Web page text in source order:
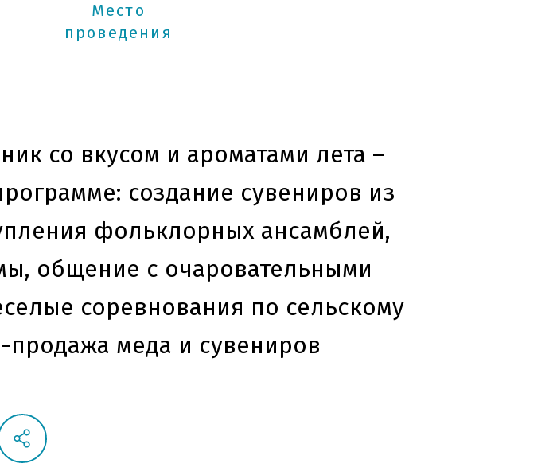
Место
проведения
со вкусом и ароматами лета –
создание сувениров из
фольклорных ансамблей,
общение с очаровательными
соревнования по сельскому
продажа меда и сувениров